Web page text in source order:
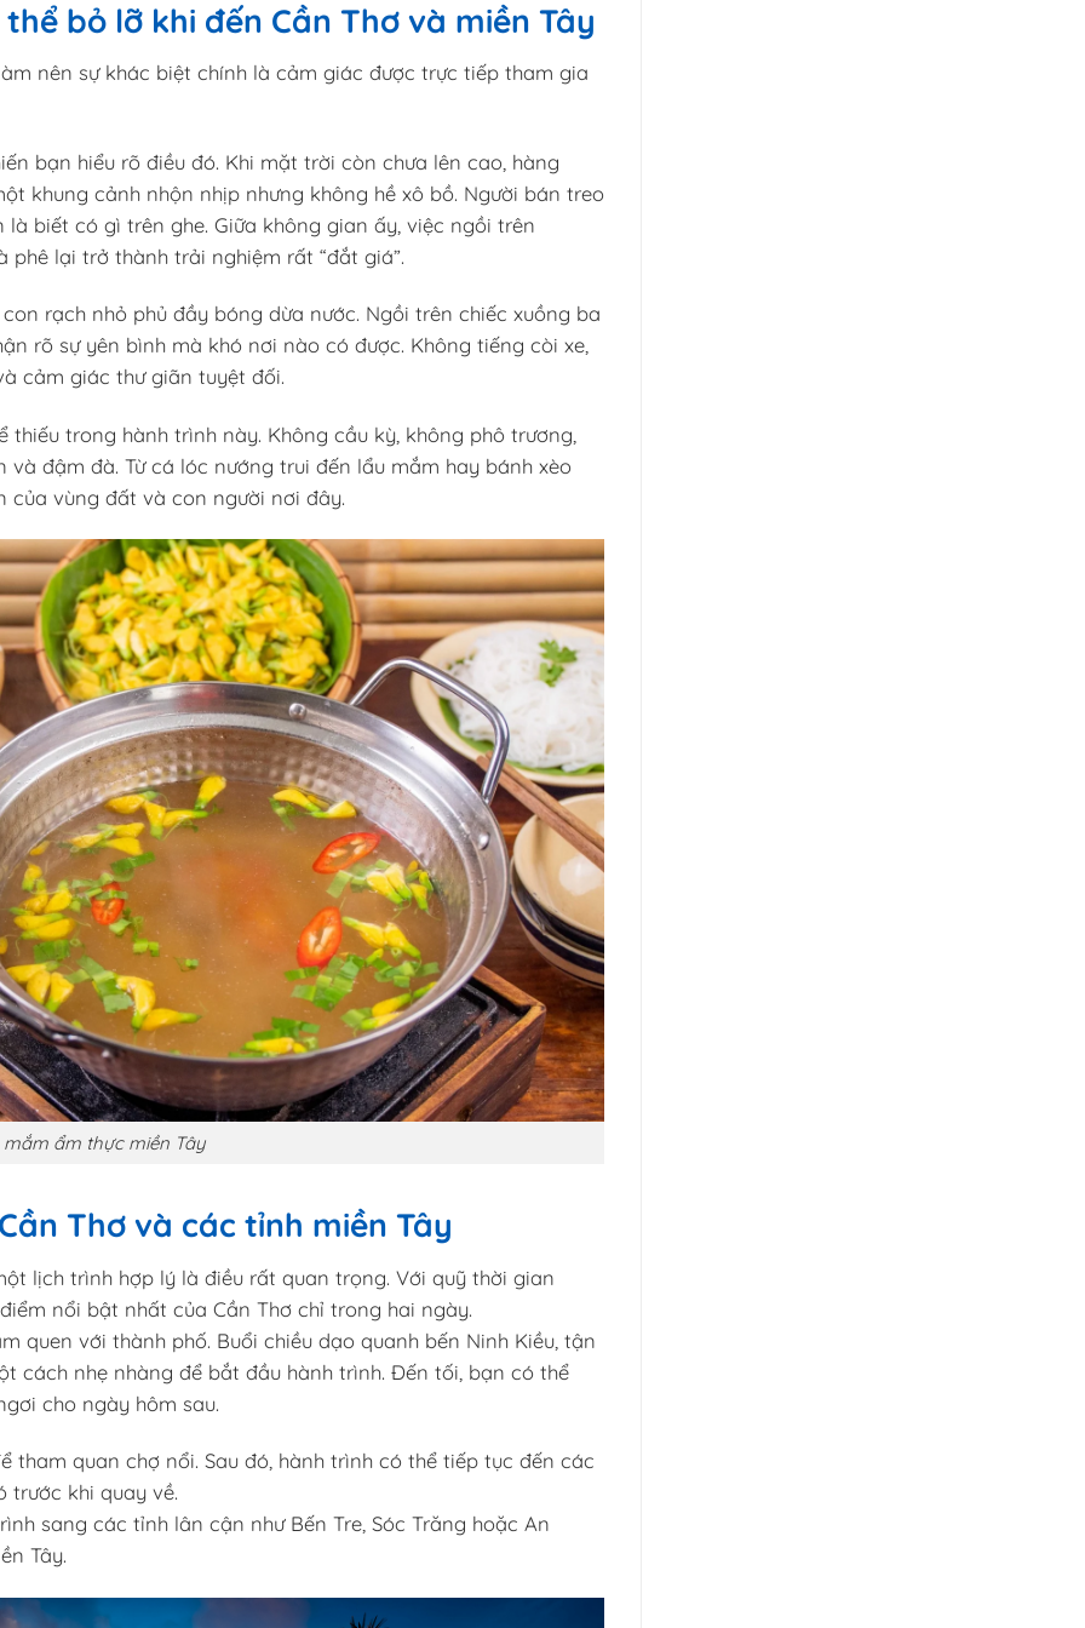
bỏ lỡ khi đến Cần Thơ và miền Tây
nên sự khác biệt chính là cảm giác được trực tiếp tham gia
bạn hiểu rõ điều đó. Khi mặt trời còn chưa lên cao, hàng
khung cảnh nhộn nhịp nhưng không hề xô bồ. Người bán treo
biết có gì trên ghe. Giữa không gian ấy, việc ngồi trên
lại trở thành trải nghiệm rất “đắt giá”.
rạch nhỏ phủ đầy bóng dừa nước. Ngồi trên chiếc xuồng ba
rõ sự yên bình mà khó nơi nào có được. Không tiếng còi xe,
cảm giác thư giãn tuyệt đối.
trong hành trình này. Không cầu kỳ, không phô trương,
đậm đà. Từ cá lóc nướng trui đến lẩu mắm hay bánh xèo
của vùng đất và con người nơi đây.
mắm ẩm thực miền Tây
Thơ và các tỉnh miền Tây
lịch trình hợp lý là điều rất quan trọng. Với quỹ thời gian
nổi bật nhất của Cần Thơ chỉ trong hai ngày.
quen với thành phố. Buổi chiều dạo quanh bến Ninh Kiều, tận
cách nhẹ nhàng để bắt đầu hành trình. Đến tối, bạn có thể
cho ngày hôm sau.
tham quan chợ nổi. Sau đó, hành trình có thể tiếp tục đến các
trước khi quay về.
sang các tỉnh lân cận như Bến Tre, Sóc Trăng hoặc An
Tây.